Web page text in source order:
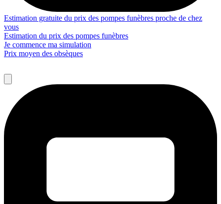
Estimation gratuite du prix des pompes funèbres proche de chez
vous
Estimation du prix des pompes funèbres
Je commence ma simulation
Prix moyen des obsèques